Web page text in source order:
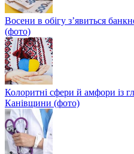
Восени в обігу з’явиться
(фото)
Колоритні сфери й амфори із
Канівщини (фото)